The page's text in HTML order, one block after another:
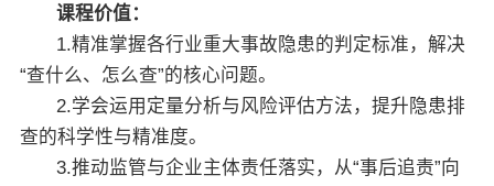
课程价值：
1.精准掌握各行业重大事故隐患的判定标准，解决
“查什么、怎么查”的核心问题。
2.学会运用定量分析与风险评估方法，提升隐患排
查的科学性与精准度。
3.推动监管与企业主体责任落实，从“事后追责”向